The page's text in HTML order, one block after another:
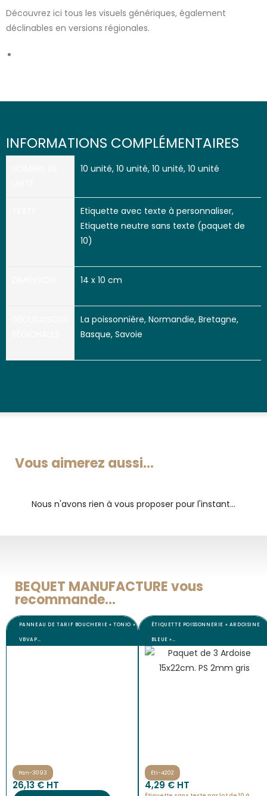
Découvrez ici tous les visuels génériques, également
déclinables en versions régionales.
INFORMATIONS COMPLÉMENTAIRES
10 unité, 10 unité, 10 unité, 10 unité
Etiquette avec texte à personnaliser,
Etiquette neutre sans texte (paquet de
10)
14 x 10 cm
La poissonnière, Normandie, Bretagne,
Basque, Savoie
Vous aimerez aussi...
Nous n'avons rien à vous proposer pour l'instant...
BEQUET MANUFACTURE vous
recommande...
PANNEAU DE TARIF BOUCHERIE « TONIO »
VBVAP…
Pan-3093
26,13€ HT
ÉTIQUETTE POISSONNERIE « ARDOISINE
BLEUE »…
Éti-4202
4,29€ HT